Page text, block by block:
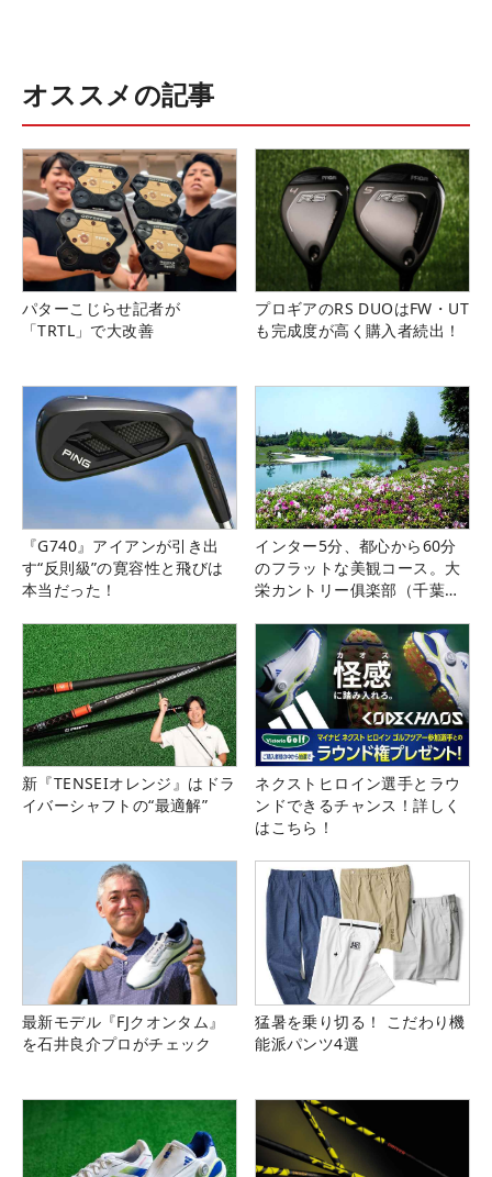
オススメの記事
パターこじらせ記者が
「TRTL」で大改善
プロギアのRS DUOはFW・UT
も完成度が高く購入者続出！
『G740』アイアンが引き出
す“反則級”の寛容性と飛びは
本当だった！
インター5分、都心から60分
のフラットな美観コース。大
栄カントリー俱楽部（千葉
新『TENSEIオレンジ』はドラ
イバーシャフトの“最適解”
ネクストヒロイン選手とラウ
ンドできるチャンス！詳しく
はこちら！
最新モデル『FJクオンタム』
を石井良介プロがチェック
猛暑を乗り切る！ こだわり機
能派パンツ4選